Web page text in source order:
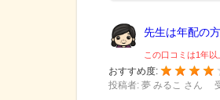
先生は年配の
この口コミは1年
おすすめ度:
投稿者: 夢 みるこ さん